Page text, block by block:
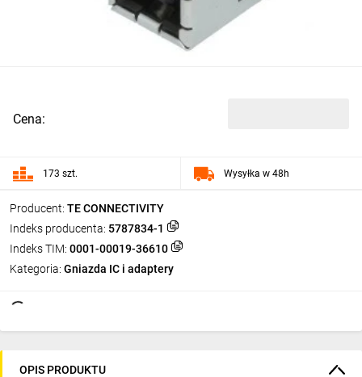
Producent: TE CONNECTIVITY
Indeks producenta: 5787834-1
Indeks TIM: 0001-00019-36610
Kategoria: Gniazda IC i adaptery
Cena:
173 szt. Wysyłka w 48h
OPIS PRODUKTU